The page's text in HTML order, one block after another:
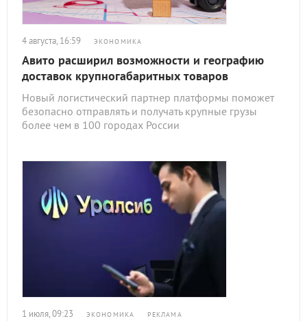
4 августа, 16:59 ЭКОНОМИКА
Авито расширил возможности и географию
доставок крупногабаритных товаров
Новый логистический партнер платформы поможет
безопасно отправлять и получать крупные грузы
более чем в 100 городах России
1 июля, 09:23 ЭКОНОМИКА РЕКЛАМА